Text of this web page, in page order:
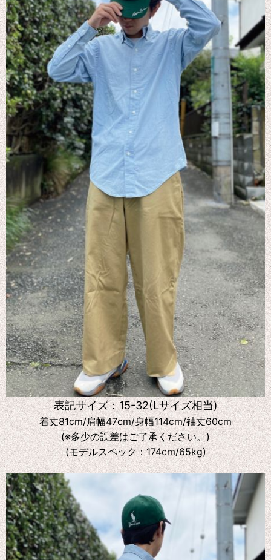
表記サイズ：15-32(Lサイズ相当)
着丈81cm/肩幅47cm/身幅114cm/袖丈60cm
(※多少の誤差はご了承ください。)
(モデルスペック：174cm/65kg)